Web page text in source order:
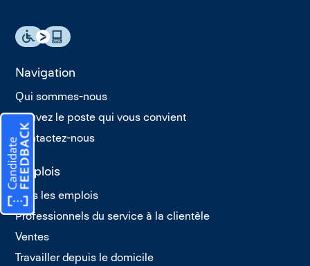
Navigation
Qui sommes-nous
Trouvez le poste qui vous convient
Contactez-nous
Emplois
Tous les emplois
Professionnels du service à la clientèle
Ventes
Travailler depuis le domicile